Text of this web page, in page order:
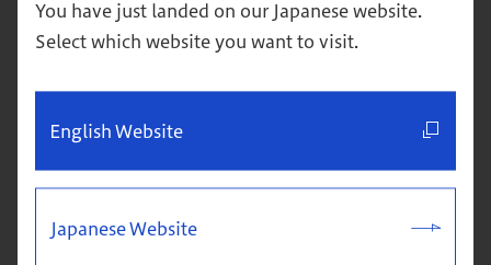
You have just landed on our Japanese website.
Select which website you want to visit.
English Website
Japanese Website
詳細 お申込み
体験クラス＆説明会
本科（MBA）への進学を検討している方・進学を視野に単科